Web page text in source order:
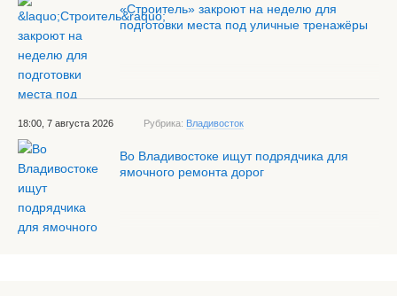
«Строитель» закроют на неделю для
подготовки места под уличные тренажёры
18:00, 7 августа 2026 Рубрика: Владивосток
Во Владивостоке ищут подрядчика для
ямочного ремонта дорог